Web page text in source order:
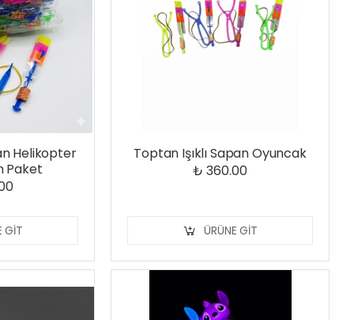
Helikopter
Paket
GIT
Toptan Işıklı Sapan Oyuncak
₺ 360.00
ÜRÜNE GIT